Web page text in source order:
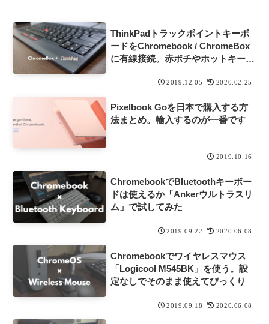
ThinkPadトラックポイントキーボ
ードをChromebook / ChromeBox
に有線接続。赤ポチやホットキーの
2019.12.05 2020.02.25
Pixelbook Goを日本で購入する方
法まとめ。輸入するのが一番です
2019.10.16
ChromebookでBluetoothキーボー
ドは使えるか「Ankerウルトラスリ
ム」で試してみた
2019.09.22 2020.06.08
Chromebookでワイヤレスマウス
「Logicool M545BK」を使う。設
定なしでそのまま使えてびっくり
2019.09.18 2020.06.08